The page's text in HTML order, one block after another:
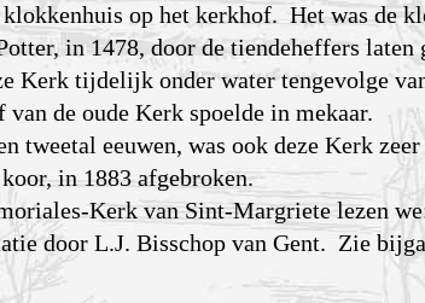
op het kerkhof. Het was de
in 1478, door de tiendeheffers laten
Kerk tijdelijk onder water tengevolge
van de oude Kerk spoelde in mekaar.
tweetal eeuwen, was ook deze Kerk
in 1883 afgebroken.
Kerk van Sint-Margriete lezen
door L.J. Bisschop van Gent. Zie